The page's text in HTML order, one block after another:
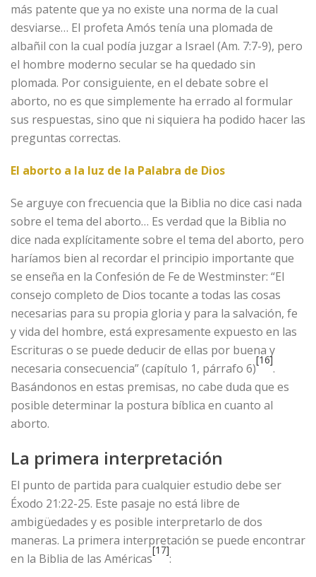
más patente que ya no existe una norma de la cual
desviarse… El profeta Amós tenía una plomada de
albañil con la cual podía juzgar a Israel (Am. 7:7-9), pero
el hombre moderno secular se ha quedado sin
plomada. Por consiguiente, en el debate sobre el
aborto, no es que simplemente ha errado al formular
sus respuestas, sino que ni siquiera ha podido hacer las
preguntas correctas.
El aborto a la luz de la Palabra de Dios
Se arguye con frecuencia que la Biblia no dice casi nada
sobre el tema del aborto… Es verdad que la Biblia no
dice nada explícitamente sobre el tema del aborto, pero
haríamos bien al recordar el principio importante que
se enseña en la Confesión de Fe de Westminster: “El
consejo completo de Dios tocante a todas las cosas
necesarias para su propia gloria y para la salvación, fe
y vida del hombre, está expresamente expuesto en las
Escrituras o se puede deducir de ellas por buena y
necesaria consecuencia” (capítulo 1, párrafo 6)
[16]
.
Basándonos en estas premisas, no cabe duda que es
posible determinar la postura bíblica en cuanto al
aborto.
La primera interpretación
El punto de partida para cualquier estudio debe ser
Éxodo 21:22-25. Este pasaje no está libre de
ambigüedades y es posible interpretarlo de dos
maneras. La primera interpretación se puede encontrar
en la Biblia de las Américas
[17]
: